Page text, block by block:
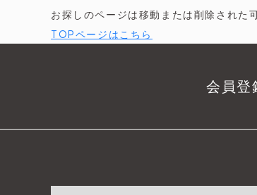
お探しのページは移動または削除された
TOPページはこちら
会員登